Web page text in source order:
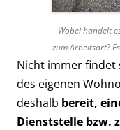
Wobei handelt
zum Arbeitsort?
Nicht immer findet
des eigenen
deshalb bereit,
Dienststelle bzw.